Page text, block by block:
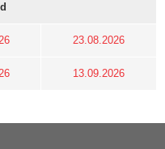
23.08.2026
13.09.2026